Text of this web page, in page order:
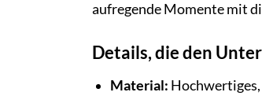
aufregende Momente mit
Details, die den
Material: